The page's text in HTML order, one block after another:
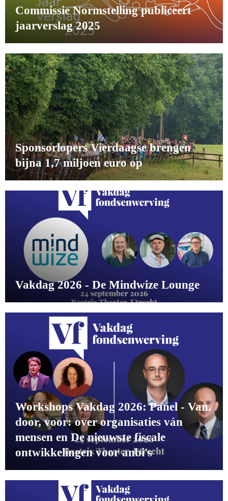
Commissie Normstelling publiceert
jaarverslag 2025
Sponsorlopers Vierdaagse brengen
bijna 1,7 miljoen euro op
Vakdag 2026 - De Mindwize Lounge
Workshops Vakdag 2026: Panel - Van,
door, voor: over organisaties ván
mensen en De nieuwste fiscale
ontwikkelingen voor anbi's